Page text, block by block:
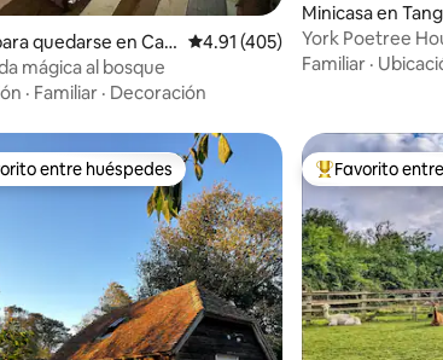
4.98 de 5, 171 reseñas
quedarse en Car
Calificación promedio: 4.91 de
4.91 (405)
mágica al bosque
· Familiar · Decoración
Minicasa en
York Poetree
del árbol para
Familiar ·
entre huéspedes preferido
entre huéspedes Favorito entre
Favorito